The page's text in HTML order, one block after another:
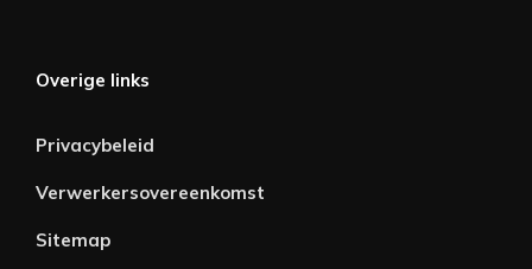
Overige links
Privacybeleid
Verwerkersovereenkomst
Sitemap